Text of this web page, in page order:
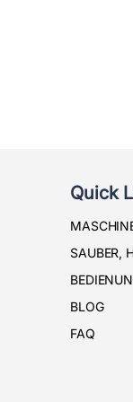
Quick
SAUBER,
BLOG
FAQ